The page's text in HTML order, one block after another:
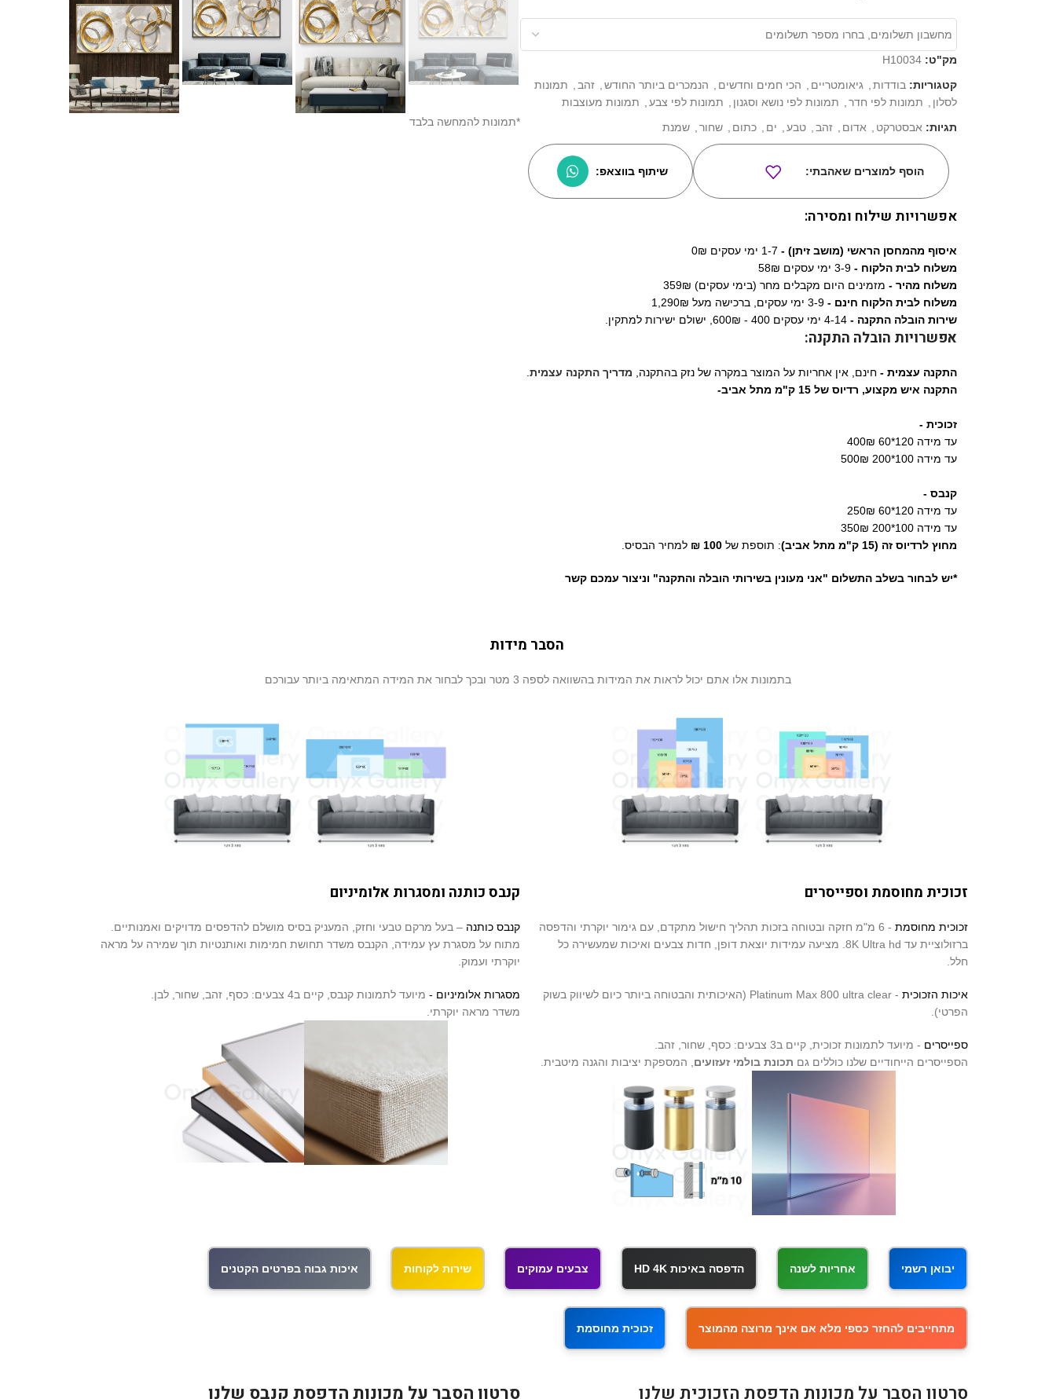
מק"ט: H10034
קטגוריות: בודדות גיאומטריים הכי חמים וחדשים הנמכרים ביותר החודש זהב
תמונות
לסלון
תמונות לפי חדר תמונות לפי נושא וסגנון תמונות לפי צבע
תמונות מעוצבות
תגיות: אבסטרקט אדום זהב טבע ים כתום שחור שמנת
הוסף למוצרים שאהבתי: שיתוף בווצאפ:
אפשרויות שילוח ומסירה:
איסוף מהמחסן הראשי (מושב זיתן) -
משלוח לבית הלקוח - 3-9 ימי עסקים 58₪
משלוח מהיר - מזמינים היום מקבלים מחר (בימי עסקים) 359₪
משלוח לבית הלקוח חינם - 3-9 ימי עסקים, ברכישה מעל 1,290₪
שירות הובלה התקנה -
אפשרויות הובלה התקנה:
התקנה עצמית - חינם, אין אחריות על המוצר במקרה של נזק בהתקנה, מדריך התקנה עצמית
התקנה איש מקצוע, רדיוס של 15 ק"מ מתל אביב-
זכוכית -
עד מידה 120*60 400₪
עד מידה 100*200 500₪
קנבס -
עד מידה 120*60 250₪
עד מידה 100*200 350₪
מחוץ לרדיוס זה (15 ק"מ מתל אביב)
: תוספת של 100 ₪ למחיר הבסיס.
*יש לבחור בשלב התשלום "אני מעונין בשירותי הובלה והתקנה" וניצור עמכם קשר
*תמונות להמחשה בלבד
הסבר מידות
בתמונות אלו אתם יכול לראות את המידות בהשוואה לספה 3 מטר ובכך לבחור את המידה המתאימה ביותר עבורכם
זכוכית מחוסמת וספייסרים
זכוכית מחוסמת
- 6 מ"מ חזקה ובטוחה בזכות תהליך חישול מתקדם, עם גימור יוקרתי והדפסה
ברזולוציית עד 8K Ultra hd. מציעה עמידות יוצאת דופן, חדות צבעים ואיכות שמעשירה כל
חלל.
איכות הזכוכית
- Platinum Max 800 ultra clear (האיכותית והבטוחה ביותר כיום לשיווק בשוק
הפרטי).
ספייסרים - מיועד לתמונות זכוכית, קיים ב3 צבעים: כסף, שחור, זהב.
הספייסרים הייחודיים שלנו כוללים גם תכונת בולמי זעזועים, המספקת יציבות והגנה מיטבית.
קנבס כותנה ומסגרות אלומיניום
קנבס כותנה – בעל מרקם טבעי וחזק, המעניק בסיס מושלם להדפסים מדויקים ואמנותיים.
מתוח על מסגרת עץ עמידה, הקנבס משדר תחושת חמימות ואותנטיות תוך שמירה על מראה
יוקרתי ועמוק.
מסגרות אלומיניום - מיועד לתמונות קנבס, קיים ב4 צבעים: כסף, זהב, שחור, לבן.
משדר מראה יוקרתי.
יבואן רשמי אחריות לשנה הדפסה באיכות HD 4K צבעים עמוקים שירות לקוחות איכות גבוה בפרטים הקטנים
מתחייבים להחזר כספי מלא אם אינך מרוצה מהמוצר זכוכית מחוסמת
סרטון הסבר על מכונות הדפסת הזכוכית שלנו סרטון הסבר על מכונות הדפסת קנבס שלנו